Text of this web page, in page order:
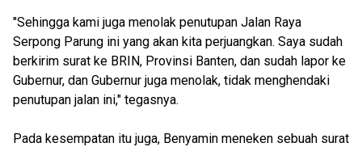
"Sehingga kami juga menolak penutupan Jalan Raya
Serpong Parung ini yang akan kita perjuangkan. Saya sudah
berkirim surat ke BRIN, Provinsi Banten, dan sudah lapor ke
Gubernur, dan Gubernur juga menolak, tidak menghendaki
penutupan jalan ini," tegasnya.
Pada kesempatan itu juga, Benyamin meneken sebuah surat